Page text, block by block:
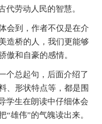
代劳动人民的智慧。
到，作者不仅是在介
造桥的人，我们更能够
傲和自豪的感情。
总起句，后面介绍了
、形状特点等，都是围
学生在朗读中仔细体会
“雄伟”的气魄读出来。